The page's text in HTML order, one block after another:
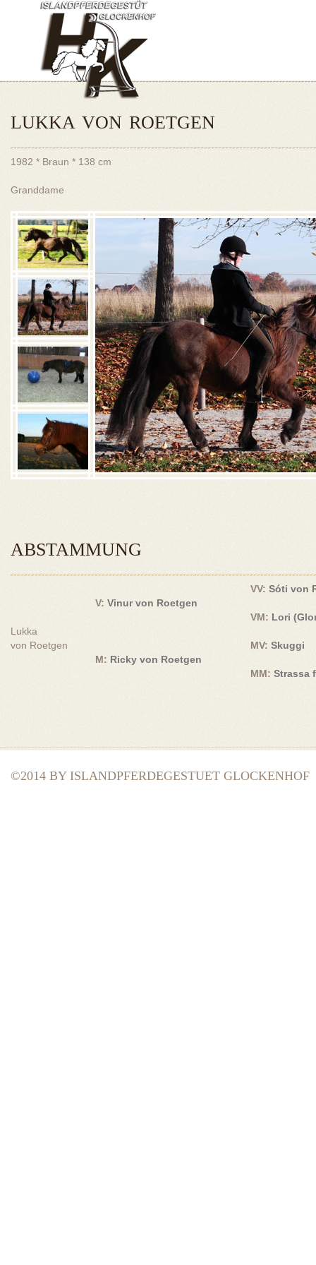
LUKKA VON ROETGEN
1982 * Braun * 138 cm
Granddame
ABSTAMMUNG
Lukka
von Roetgen
V: Vinur von Roetgen
VV: Sóti von
VM: Lori
M: Ricky von Roetgen
MV: Skuggi
MM: Strassa
©2014 BY ISLANDPFERDEGESTUET